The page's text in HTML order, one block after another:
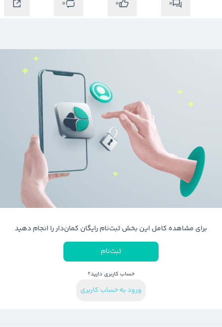
0
0
0
برای مشاهده کامل این بخش ثبت‌نام رایگان کمان‌دار را انجام دهید
ثبت‌نام
حساب کاربری دارید؟
ورود به حساب کاربری